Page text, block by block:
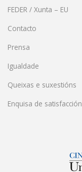
FEDER / Xunta – EU
Contacto
Prensa
Igualdade
Queixas e suxestións
Enquisa de satisfacción